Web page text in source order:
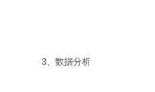
3、‌数据分析‌